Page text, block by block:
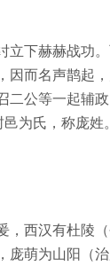
下赫赫战功
而名声鹊起
公等一起辅
为氏，称庞
西汉有杜陵
萌为山阳（